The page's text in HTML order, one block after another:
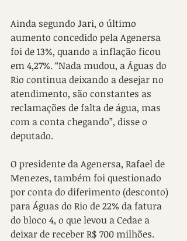
Ainda segundo Jari, o último
aumento concedido pela Agenersa
foi de 13%, quando a inflação ficou
em 4,27%. “Nada mudou, a Águas do
Rio continua deixando a desejar no
atendimento, são constantes as
reclamações de falta de água, mas
com a conta chegando”, disse o
deputado.
O presidente da Agenersa, Rafael de
Menezes, também foi questionado
por conta do diferimento (desconto)
para Águas do Rio de 22% da fatura
do bloco 4, o que levou a Cedae a
deixar de receber R$ 700 milhões.